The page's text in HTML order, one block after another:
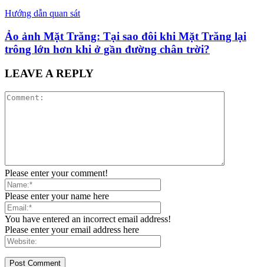
Hướng dẫn quan sát
Ảo ảnh Mặt Trăng: Tại sao đôi khi Mặt Trăng lại
trông lớn hơn khi ở gần đường chân trời?
LEAVE A REPLY
Please enter your comment!
Please enter your name here
You have entered an incorrect email address!
Please enter your email address here